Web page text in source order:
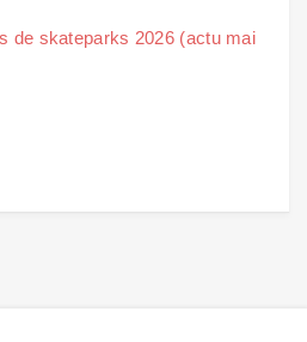
de skateparks 2026 (actu mai